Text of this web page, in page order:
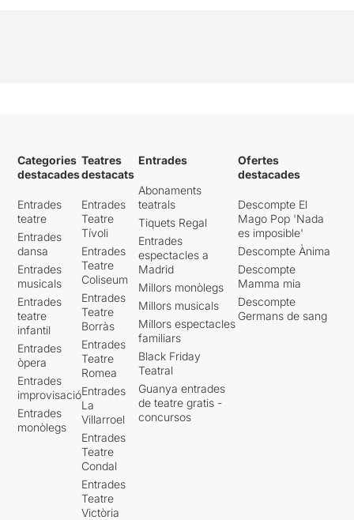
Categories
destacades
Entrades
teatre
Entrades
dansa
Entrades
musicals
Entrades
teatre
infantil
Entrades
òpera
Entrades
improvisació
Entrades
monòlegs
Teatres
destacats
Entrades
Teatre
Tívoli
Entrades
Teatre
Coliseum
Entrades
Teatre
Borràs
Entrades
Teatre
Romea
Entrades
La
Villarroel
Entrades
Teatre
Condal
Entrades
Teatre
Victòria
Entrades
Abonaments
teatrals
Tiquets Regal
Entrades
espectacles a
Madrid
Millors monòlegs
Millors musicals
Millors espectacles
familiars
Black Friday
Teatral
Guanya entrades
de teatre gratis -
concursos
Ofertes
destacades
Descompte El
Mago Pop 'Nada
es imposible'
Descompte Ànima
Descompte
Mamma mia
Descompte
Germans de sang